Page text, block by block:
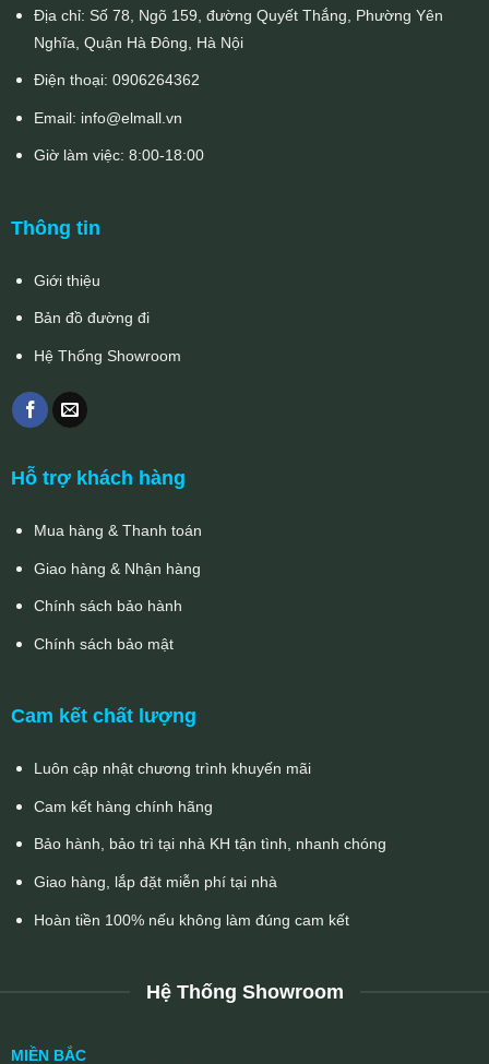
Địa chỉ: Số 78, Ngõ 159, đường Quyết Thắng, Phường Yên
Nghĩa, Quận Hà Đông, Hà Nội
Điện thoại: 0906264362
Email: info@elmall.vn
Giờ làm việc: 8:00-18:00
Thông tin
Giới thiệu
Bản đồ đường đi
Hệ Thống Showroom
Hỗ trợ khách hàng
Mua hàng & Thanh toán
Giao hàng & Nhận hàng
Chính sách bảo hành
Chính sách bảo mật
Cam kết chất lượng
Luôn cập nhật chương trình khuyến mãi
Cam kết hàng chính hãng
Bảo hành, bảo trì tại nhà KH tận tình, nhanh chóng
Giao hàng, lắp đặt miễn phí tại nhà
Hoàn tiền 100% nếu không làm đúng cam kết
Hệ Thống Showroom
MIỀN BẮC